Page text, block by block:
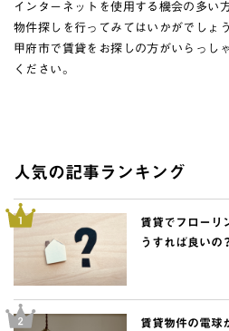
インターネットを使用する機会の多い
物件探しを行ってみてはいかがでしょう
甲府市で賃貸をお探しの方がいらっし
ください。
人気の記事ランキング
賃貸でフローリ
うすれば良いの
賃貸物件の電球